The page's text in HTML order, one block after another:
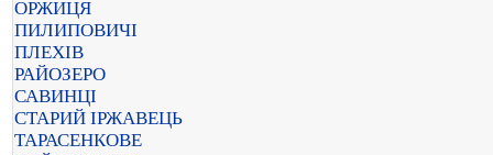
ОРЖИЦЯ
ПИЛИПОВИЧІ
ПЛЕХІВ
РАЙОЗЕРО
САВИНЦІ
СТАРИЙ ІРЖАВЕЦЬ
ТАРАСЕНКОВЕ